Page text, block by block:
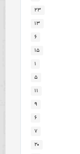
۲۳
۱۳
۶
۱۵
۱
۵
۱۱
۹
۶
۷
۲۰